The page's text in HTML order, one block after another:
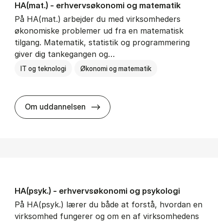
HA(mat.) - erhvervs­økonomi og ma­te­ma­tik
På HA(mat.) arbejder du med virksomheders
økonomiske problemer ud fra en matematisk
tilgang. Matematik, statistik og programmering
giver dig tankegangen og…
IT og teknologi Økonomi og matematik
Om uddannelsen HA(mat.) - erhvervs­økonomi og
HA(psyk.) - erhvervs­økonomi og psy­ko­lo­gi
På HA(psyk.) lærer du både at forstå, hvordan en
virksomhed fungerer og om en af virksomhedens